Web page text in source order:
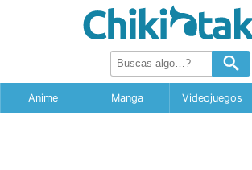
Anime Manga Videojuegos